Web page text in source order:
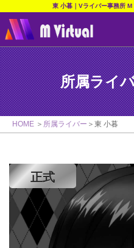
東 小暮｜Vライバー事務所
所属ライ
HOME 所属ライバー 東 小暮
正式